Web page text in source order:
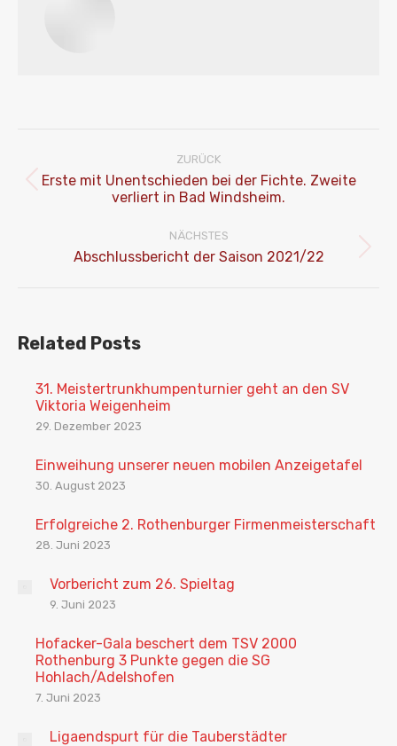
ZURÜCK
Vorheriger
Beitrag:
Erste mit Unentschieden bei der Fichte. Zweite
verliert in Bad Windsheim.
NÄCHSTES
Nächster
Abschlussbericht der Saison 2021/22
Related Posts
31. Meistertrunkhumpenturnier geht an den SV
Viktoria Weigenheim
29. Dezember 2023
Einweihung unserer neuen mobilen Anzeigetafel
30. August 2023
Erfolgreiche 2. Rothenburger Firmenmeisterschaft
28. Juni 2023
Vorbericht zum 26. Spieltag
9. Juni 2023
Hofacker-Gala beschert dem TSV 2000
Rothenburg 3 Punkte gegen die SG
Hohlach/Adelshofen
7. Juni 2023
Ligaendspurt für die Tauberstädter